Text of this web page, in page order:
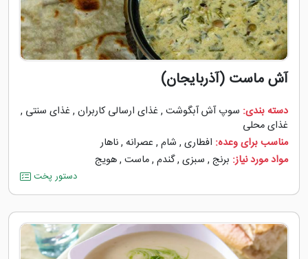
آش ماست (آذربایجان)
دسته بندی: سوپ آش آبگوشت , غذای ارسالی کاربران , غذای سنتی ,
غذای محلی
مناسب برای وعده: افطاری , شام , عصرانه ,ناهار
مواد مورد نیاز: برنج , سبزی ,گندم ,ماست ,هویج
دستور پخت